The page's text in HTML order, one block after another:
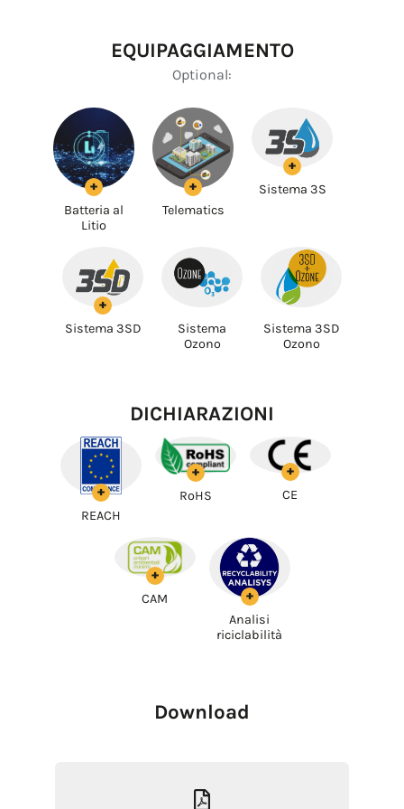
EQUIPAGGIAMENTO
Optional:
+
Batteria al
Litio
+
Telematics
+
Sistema 3S
+
Sistema 3SD
Sistema
Ozono
Sistema 3SD
Ozono
DICHIARAZIONI
+
REACH
+
RoHS
+
CE
+
CAM
+
Analisi
riciclabilità
Download